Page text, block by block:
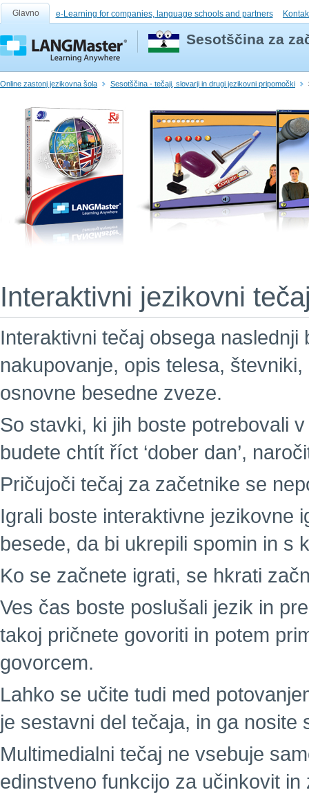
Glavno e-Learning for companies, language schools and partners
Sesotščina za
Online zastonj jezikovna šola Sesotščina - tečaji, slovarji in drugi jezikovni pripomočki
Interaktivni jezikovni
Interaktivni tečaj obsega
nakupovanje, opis telesa,
osnovne besedne zveze.
So stavki, ki jih boste potrebovali
budete chtít říct ‘dober dan’,
Pričujoči tečaj za začetnike se
Igrali boste interaktivne jezikovne
besede, da bi ukrepili spomin in s
Ko se začnete igrati, se hkrati
Ves čas boste poslušali jezik in
takoj pričnete govoriti in potem
govorcem.
Lahko se učite tudi med
je sestavni del tečaja, in ga
Multimedialni tečaj ne vsebuje
edinstveno funkcijo za učinkovit in